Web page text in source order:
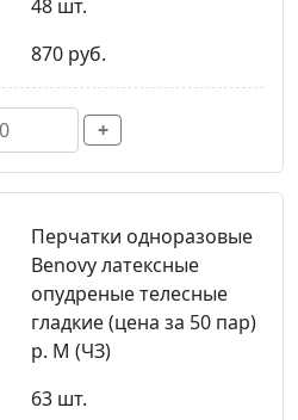
48 шт.
870 руб.
+
Перчатки одноразовые
Benovy латексные
опудреные телесные
гладкие (цена за 50 пар)
р. M (ЧЗ)
63 шт.